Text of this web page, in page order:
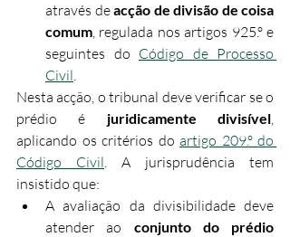
através de acção de divisão de coisa
comum, regulada nos artigos 925.º e
seguintes do Código de Processo
Civil.
Nesta acção, o tribunal deve verificar se o
prédio é juridicamente divisível,
aplicando os critérios do artigo 209.º do
Código Civil. A jurisprudência tem
insistido que:
A avaliação da divisibilidade deve
atender ao conjunto do prédio